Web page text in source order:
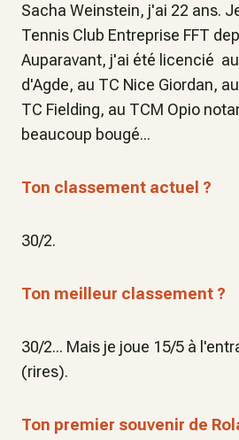
Sacha Weinstein, j'ai 22 ans.
Tennis Club Entreprise FFT
Auparavant, j'ai été licencié
d'Agde, au TC Nice Giordan,
TC Fielding, au TCM Opio
beaucoup bougé...
Ton classement actuel ?
30/2.
Ton meilleur classement ?
30/2... Mais je joue 15/5 à
(rires).
Ton premier souvenir de